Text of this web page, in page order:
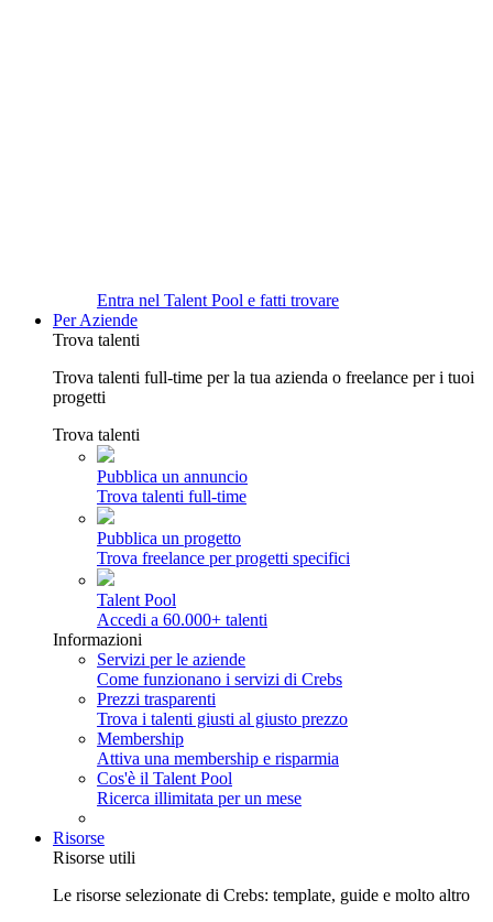
Entra nel Talent Pool e fatti trovare
Per Aziende
Trova talenti
Trova talenti full-time per la tua azienda o freelance per i tuoi
progetti
Trova talenti
Pubblica un annuncio
Trova talenti full-time
Pubblica un progetto
Trova freelance per progetti specifici
Talent Pool
Accedi a 60.000+ talenti
Informazioni
Servizi per le aziende
Come funzionano i servizi di Crebs
Prezzi trasparenti
Trova i talenti giusti al giusto prezzo
Membership
Attiva una membership e risparmia
Cos'è il Talent Pool
Ricerca illimitata per un mese
Risorse
Risorse utili
Le risorse selezionate di Crebs: template, guide e molto altro